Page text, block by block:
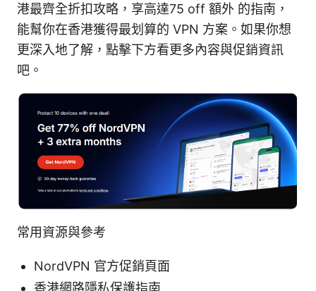
港最齊全折扣攻略，享高達75 off 額外 的指南，
能幫你在香港獲得最划算的 VPN 方案。如果你想
更深入地了解，點擊下方看更多內容與促銷資訊
吧。
常用資源與參考
NordVPN 官方促銷頁面
香港網路隱私保護指南